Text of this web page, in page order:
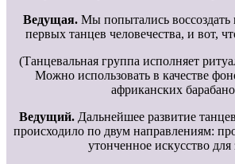
Ведущая. Мы попытались
первых танцев человечества, и вот,
(Танцевальная группа исполняет
Можно использовать в качестве
африканских
Ведущий. Дальнейшее развитие
происходило по двум направлениям:
утонченное искусство для